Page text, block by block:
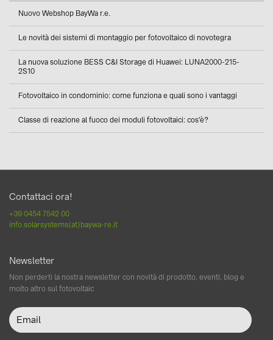
Nuovo Webshop BayWa r.e.
Le novità dei sistemi di montaggio per fotovoltaico di novotegra
La nuova soluzione BESS C&I Storage di Huawei: LUNA2000-215-
2S10
Fotovoltaico in condominio: come funziona e quali sono i vantaggi
Classe di reazione al fuoco dei moduli fotovoltaici: cos'è?
Contattaci ora!
+39 0454 7542 00
info.solarsystems(at)baywa-re.it
Newsletter
Non perderti la nostra newsletter con novità di prodotto, eventi, blog e
molto altro sul fotovoltaic